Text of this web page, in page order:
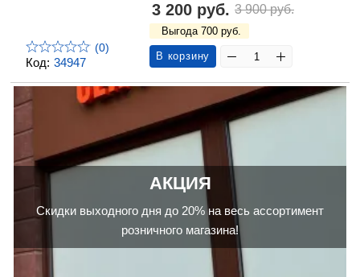
Код: 34947
(0)
3 200 руб. 3 900 руб.
Выгода 700 руб.
В корзину
АКЦИЯ
Скидки выходного дня до 20% на весь ассортимент
розничного магазина!